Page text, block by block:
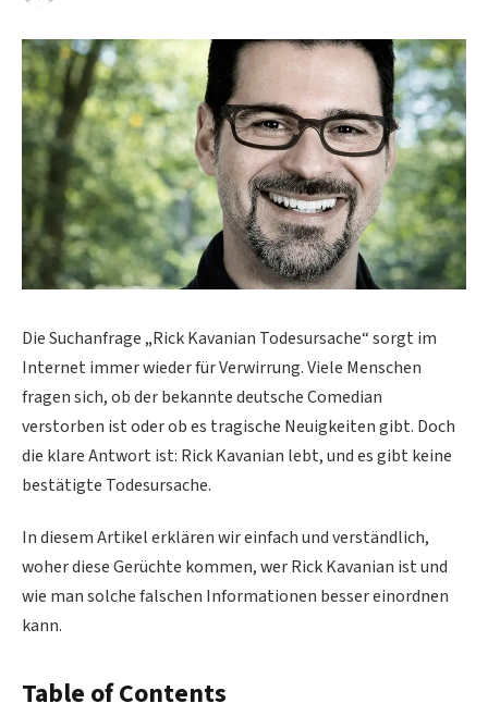
Die Suchanfrage „Rick Kavanian Todesursache“ sorgt im
Internet immer wieder für Verwirrung. Viele Menschen
fragen sich, ob der bekannte deutsche Comedian
verstorben ist oder ob es tragische Neuigkeiten gibt. Doch
die klare Antwort ist: Rick Kavanian lebt, und es gibt keine
bestätigte Todesursache.
In diesem Artikel erklären wir einfach und verständlich,
woher diese Gerüchte kommen, wer Rick Kavanian ist und
wie man solche falschen Informationen besser einordnen
kann.
Table of Contents